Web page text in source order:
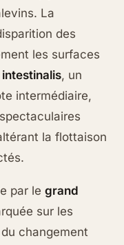
La
des
les surfaces
, un
intermédiaire,
la flottaison
par le grand
sur les
changement